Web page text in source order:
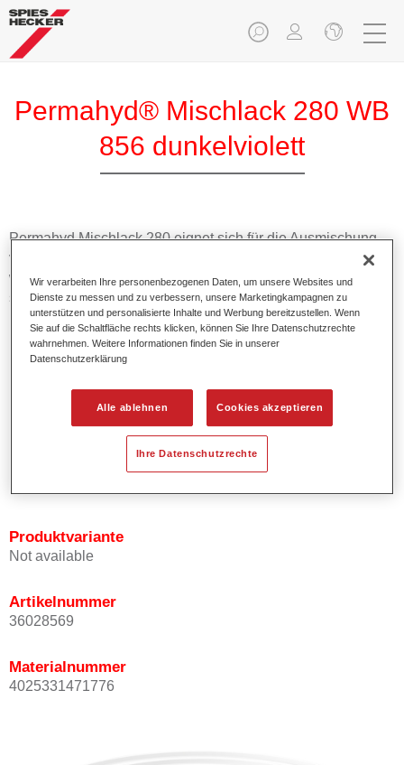
Permahyd® Mischlack 280 WB
856 dunkelviolett
Permahyd Mischlack 280 eignet sich für die Ausmischung
von Permahyd Perlmutt Basislack 285, einem hochwertigen
wasserverdünnbaren Basislacksystem. Es basiert auf einer
speziellen PU-Dispersionstechnologie für Uni- und
Effektlackierungen.
Produktmerkmale
1,5 Spritzgängen.
Bietet ein gutes Standvermögen.
Verfügt über ein hohes Deckvermögen.
Besitzt eine hohe Farbtongenauigkeit.
Produktvariante
Not available
Artikelnummer
36028569
Materialnummer
4025331471776
Wir verarbeiten Ihre personenbezogenen Daten, um unsere Websites und
Dienste zu messen und zu verbessern, unsere Marketingkampagnen zu
unterstützen und personalisierte Inhalte und Werbung bereitzustellen. Wenn
Sie auf die Schaltfläche rechts klicken, können Sie Ihre Datenschutzrechte
wahrnehmen. Weitere Informationen finden Sie in unserer
Datenschutzerklärung
Alle ablehnen Cookies akzeptieren
Ihre Datenschutzrechte